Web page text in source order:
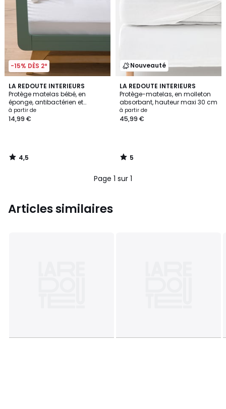
-15% DÈS 2*
LA REDOUTE INTERIEURS
Protège matelas bébé, en
éponge, antibactérien et
imperméable
à partir de
14,99 €
4,5
/ 5
4,5
/
Nouveauté
LA REDOUTE INTERIEURS
Protège-matelas, en molleton
absorbant, hauteur maxi 30 cm
à partir de
45,99 €
5
/
5
5
/
Page 1 sur 1
Articles similaires